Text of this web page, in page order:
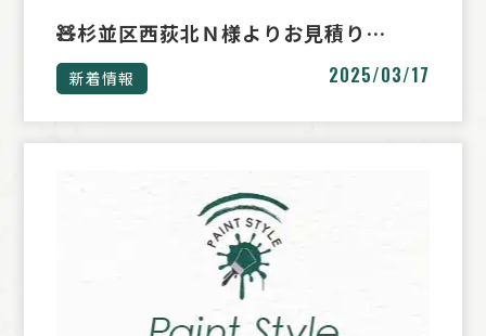
🧸杉並区西荻北Ｎ様よりお見積り…
新着情報 2025/03/17